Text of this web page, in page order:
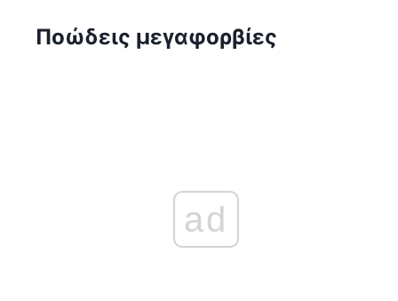
Ποώδεις μεγαφορβίες
ad